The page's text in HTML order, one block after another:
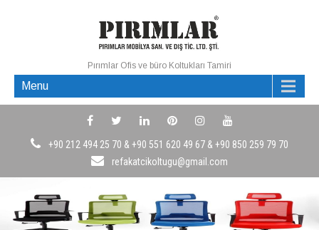
Pırımlar Ofis ve büro Koltukları Tamiri
Menu
+90 212 494 25 70 & +90 551 620 49 67 & +90 850 259 79 70
refakatcikoltugu@gmail.com